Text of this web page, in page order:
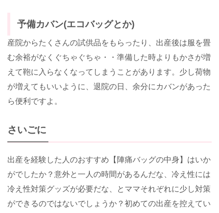
予備カバン(エコバッグとか)
産院からたくさんの試供品をもらったり、出産後は服を畳
む余裕がなくぐちゃぐちゃ・・準備した時よりもかさが増
えて鞄に入らなくなってしまうことがあります。少し荷物
が増えてもいいように、退院の日、余分にカバンがあった
ら便利ですよ。
さいごに
出産を経験した人のおすすめ【陣痛バッグの中身】はいか
がでしたか？意外と一人の時間があるんだな、冷え性には
冷え性対策グッズが必要だな、とママそれぞれに少し対策
ができるのではないでしょうか？初めての出産を控えてい